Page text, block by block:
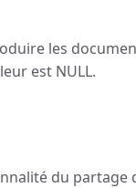
les
est NULL.
du partage